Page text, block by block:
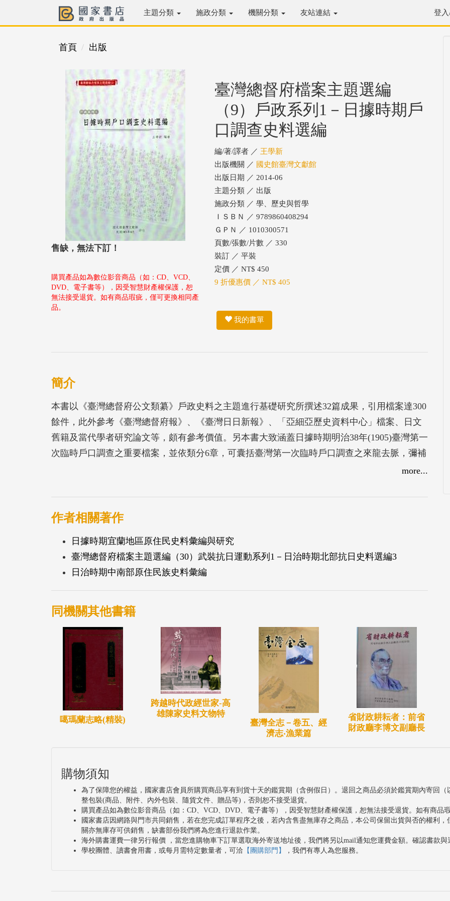
主題分類 施政分類 機關分類 友站連結 登
首頁 出版
售缺，無法下訂！
購買產品如為數位影音商品（如：CD、VCD、
DVD、電子書等），因受智慧財產權保護，恕
無法接受退貨。如有商品瑕疵，僅可更換相同產
品。
臺灣總督府檔案主題選編
（9）戶政系列1－日據時期戶
口調查史料選編
編/著/譯者 ／ 王學新
出版機關 ／ 國史館臺灣文獻館
出版日期 ／ 2014-06
主題分類 ／ 出版
施政分類 ／ 學、歷史與哲學
ＩＳＢＮ ／ 9789860408294
ＧＰＮ ／ 1010300571
頁數/張數/片數 ／ 330
裝訂 ／ 平裝
定價 ／ NT$ 450
9 折優惠價 ／ NT$ 405
我的書單
簡介
本書以《臺灣總督府公文類纂》戶政史料之主題進行基礎研究所撰述32篇成果，引用檔案達300
餘件，此外參考《臺灣總督府報》、《臺灣日日新報》、「亞細亞歷史資料中心」檔案、日文
舊籍及當代學者研究論文等，頗有參考價值。另本書大致涵蓋日據時期明治38年(1905)臺灣第一
次臨時戶口調查之重要檔案，並依類分6章，可囊括臺灣第一次臨時戶口調查之來龍去脈，彌補
more...
作者相關著作
日據時期宜蘭地區原住民史料彙編與研究
臺灣總督府檔案主題選編（30）武裝抗日運動系列1－日治時期北部抗日史料選編3
日治時期中南部原住民族史料彙編
同機關其他書籍
噶瑪蘭志略(精裝)
跨越時代政經世家-高
雄陳家史料文物特
臺灣全志－卷五、經
濟志‧漁業篇
省財政耕耘者：前省
財政廳李博文副廳長
購物須知
為了保障您的權益，國家書店會員所購買商品享有到貨十天的鑑賞期（含例假日）。退回之商品必須於鑑賞期內寄回
整包裝(商品、附件、內外包裝、隨貨文件、贈品等)，否則恕不接受退貨。
購買產品如為數位影音商品（如：CD、VCD、DVD、電子書等），因受智慧財產權保護，恕無法接受退貨。如有商品
國家書店因網路與門市共同銷售，若在您完成訂單程序之後，若內含售盡無庫存之商品，本公司保留出貨與否的權利
關亦無庫存可供銷售，缺書部份我們將為您進行退款作業。
海外購書運費一律另行報價 ，當您進購物車下訂單選取海外寄送地址後，我們將另以mail通知您運費金額。確認書款
學校團體、讀書會用書，或每月需特定數量者，可洽 【團購部門】 ，我們有專人為您服務。